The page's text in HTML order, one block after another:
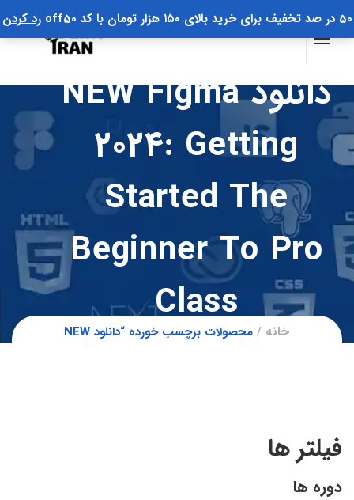
50 در صد تخفیف برای خرید بالای ۱۵۰ هزار تومان با کد off50 رد کردن
دانلود NEW Figma
2024: Getting
Started The
Beginner To Pro
Class
خانه
محصولات برچسب خورده “دانلود NEW
Figma 2024: Getting started the
فیلتر ها
دوره ها